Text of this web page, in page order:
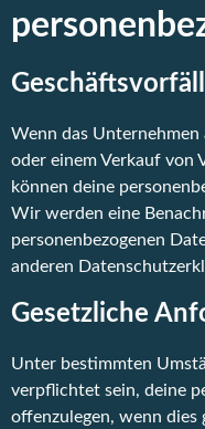
Wenn das Unternehmen
oder einem Verkauf von
können deine
Wir werden eine
personenbezogenen
anderen
Gesetzliche
Unter bestimmten
verpflichtet sein, deine
offenzulegen, wenn dies